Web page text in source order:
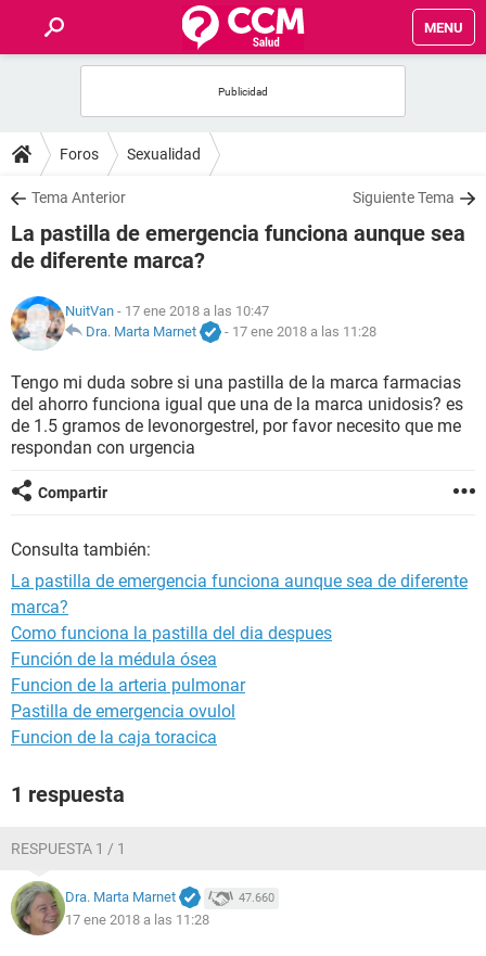
MENU
FOROS
SALUD
FAMILIA
NUTRICIÓN
SEXUALIDAD
Foros Sexualidad
Tema Anterior Siguiente Tema
La pastilla de emergencia funciona aunque sea
de diferente marca?
NuitVan - 17 ene 2018 a las 10:47
Dra. Marta Marnet
- 17 ene 2018 a las 11:28
Tengo mi duda sobre si una pastilla de la marca farmacias
del ahorro funciona igual que una de la marca unidosis? es
de 1.5 gramos de levonorgestrel, por favor necesito que me
respondan con urgencia
Compartir
Consulta también:
La pastilla de emergencia funciona aunque sea de diferente
marca?
Como funciona la pastilla del dia despues
Función de la médula ósea
Funcion de la arteria pulmonar
Pastilla de emergencia ovulol
Funcion de la caja toracica
1 respuesta
RESPUESTA 1 / 1
Dra. Marta Marnet 47.660
17 ene 2018 a las 11:28